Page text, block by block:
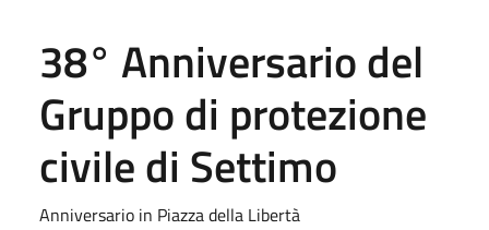
38° Anniversario del
Gruppo di protezione
civile di Settimo
Anniversario in Piazza della Libertà